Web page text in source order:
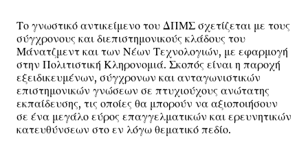
Το γνωστικό αντικείμενο του ΔΠΜΣ σχετίζεται με τους
σύγχρονους και διεπιστημονικούς κλάδους του
Μάνατζμεντ και των Νέων Τεχνολογιών, με εφαρμογή
στην Πολιτιστική Κληρονομιά. Σκοπός είναι η παροχή
εξειδικευμένων, σύγχρονων και ανταγωνιστικών
επιστημονικών γνώσεων σε πτυχιούχους ανώτατης
εκπαίδευσης, τις οποίες θα μπορούν να αξιοποιήσουν
σε ένα μεγάλο εύρος επαγγελματικών και ερευνητικών
κατευθύνσεων στο εν λόγω θεματικό πεδίο.